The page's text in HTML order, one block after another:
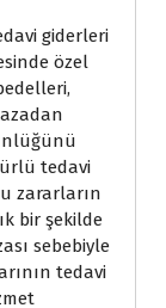
giderleri
özel
tedavi
zararların
bir şekilde
sebebiyle
tedavi